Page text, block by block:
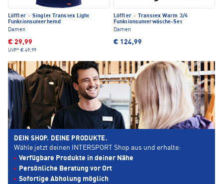
Löffler · Singlet Transtex Light
Funktionsunterhemd
Damen
€ 29,99
UVP* € 49,99
Löffler ·
Transtex Warm 3/4
Funktionsunterwäsche-Set
Damen
€ 124,99
DEIN SHOP. DEINE PRODUKTE.
Wähle jetzt deinen INTERSPORT Shop aus und erhalte:
Verfügbare Produkte in deiner Nähe
Persönliche Beratung vor Ort
Sofortige Abholung möglich